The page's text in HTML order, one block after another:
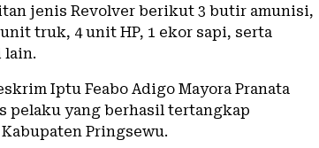
jenis Revolver berikut 3 butir amunisi,
truk, 4 unit HP, 1 ekor sapi, serta
lain.
Iptu Feabo Adigo Mayora Pranata
pelaku yang berhasil tertangkap
Pringsewu.